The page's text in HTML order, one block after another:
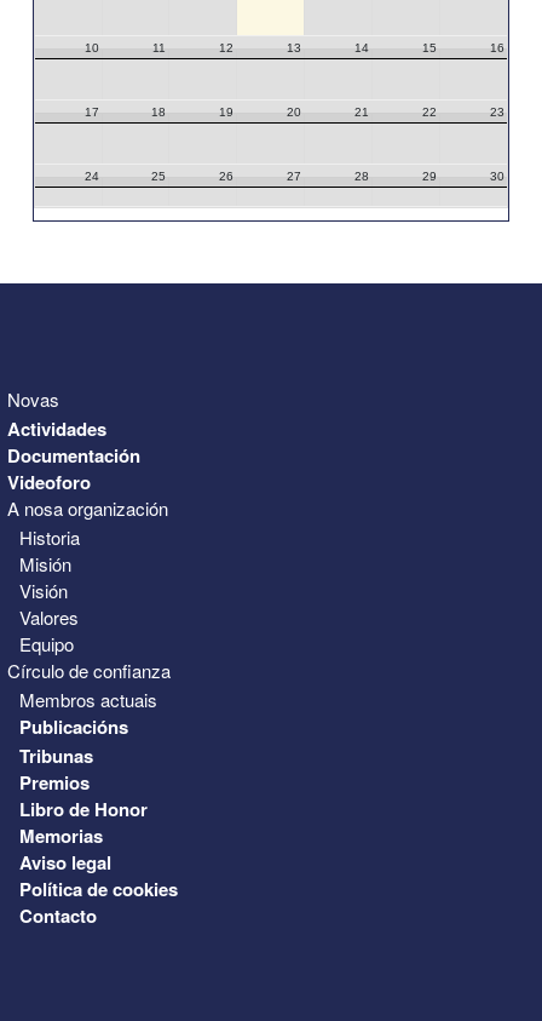
10 11 12 13 14 15 16
17 18 19 20 21 22 23
24 25 26 27 28 29 30
Novas
Actividades
Documentación
Videoforo
A nosa organización
Historia
Misión
Visión
Valores
Equipo
Círculo de confianza
Membros actuais
Publicacións
Tribunas
Premios
Libro de Honor
Memorias
Aviso legal
Política de cookies
Contacto